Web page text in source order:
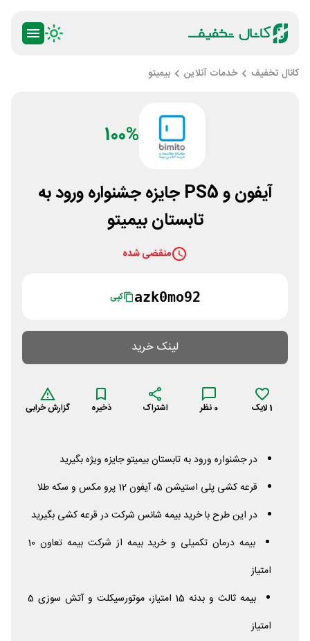
کانال تخفیف خدمات آنلاین بیمیتو
100%
آیفون و PS5 جایزه جشنواره ورود به
تابستان بیمیتو
منقضی شده
azk0mo92 کپی
لینک خرید
1لایک 0 نظر اشتراک ذخیره گزارش خرابی
در جشنواره ورود به تابستان بیمیتو جایزه ویژه بگیرید
قرعه کشی پلی استیشن 5، آیفون 12 پرو مکس و سکه طلا
در این طرح با خرید بیمه شانس شرکت در قرعه کشی بگیرید
بیمه درمان تکمیلی و خرید بیمه از شرکت بیمه تعاون 10
امتیاز
بیمه ثالث و بدنه 15 امتیاز، موتورسیکلت و آتش سوزی 5
امتیاز